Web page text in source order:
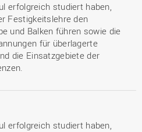
erfolgreich studiert haben,
Festigkeitslehre den
und Balken führen sowie die
für überlagerte
die Einsatzgebiete der
erfolgreich studiert haben,